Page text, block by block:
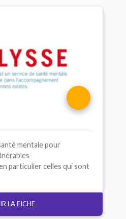
mentale pour
particulier celles qui sont
LA FICHE